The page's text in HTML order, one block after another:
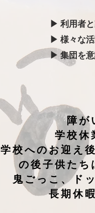
▶ 利用者と
▶ 様々な活
▶ 集団を意
障が
学校休
学校へのお迎え
の後子供たち
鬼ごっこ、ド
長期休